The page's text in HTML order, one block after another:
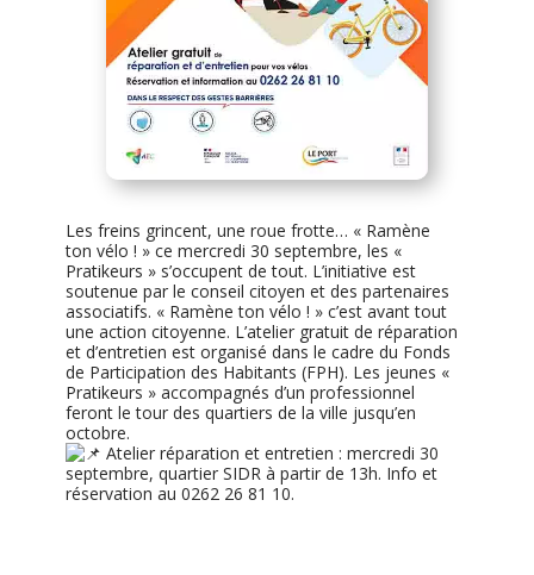
Les freins grincent, une roue frotte… « Ramène
ton vélo ! » ce mercredi 30 septembre, les «
Pratikeurs » s’occupent de tout. L’initiative est
soutenue par le conseil citoyen et des partenaires
associatifs. « Ramène ton vélo ! » c’est avant tout
une action citoyenne. L’atelier gratuit de réparation
et d’entretien est organisé dans le cadre du Fonds
de Participation des Habitants (FPH). Les jeunes «
Pratikeurs » accompagnés d’un professionnel
feront le tour des quartiers de la ville jusqu’en
octobre.
Atelier réparation et entretien : mercredi 30
septembre, quartier SIDR à partir de 13h. Info et
réservation au 0262 26 81 10.